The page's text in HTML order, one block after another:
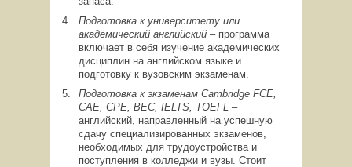
Подготовка к университету или
академический английский –программа
включает в себя изучение академических
дисциплин на английском языке и
подготовку к вузовским экзаменам.
Подготовка к экзаменам Cambridge FCE,
CAE, CPE, BEC, IELTS, TOEFL –
английский, направленный на успешную
сдачу специализированных экзаменов,
необходимых для трудоустройства и
поступления в колледжи и вузы. Стоит